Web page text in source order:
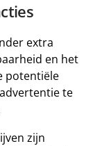
extra
en het
potentiële
te